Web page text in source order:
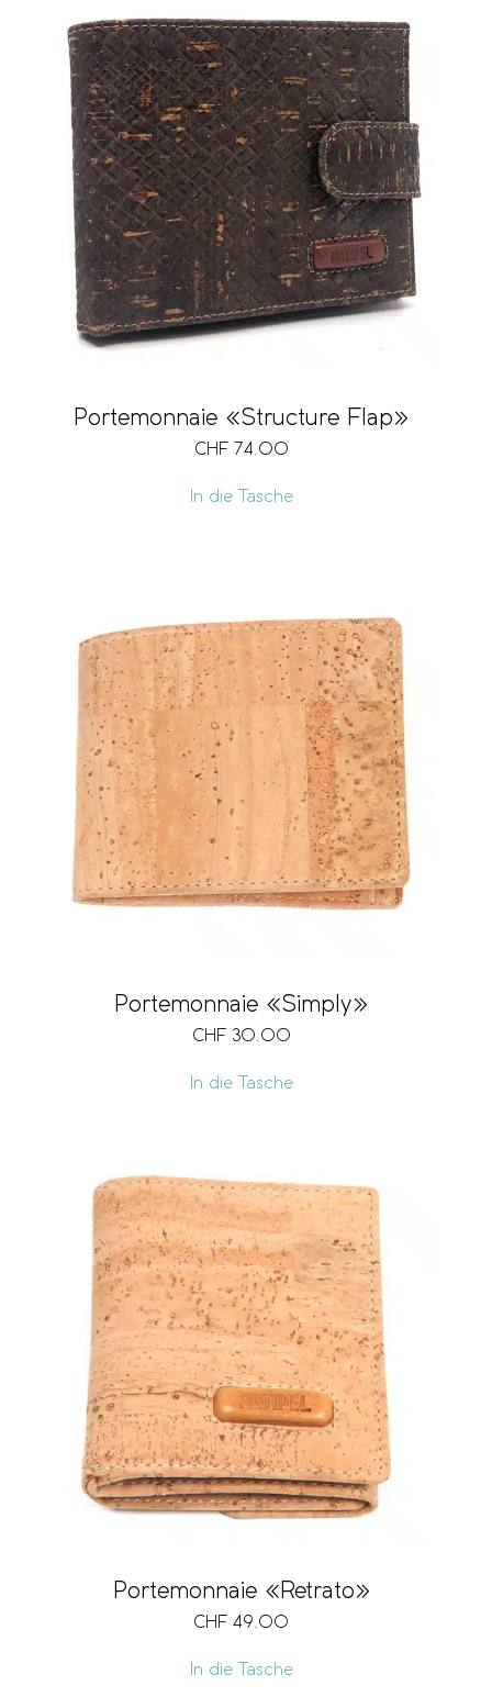
Portemonnaie «Structure Flap»
CHF 74.00
In die Tasche
Portemonnaie «Simply»
CHF 30.00
In die Tasche
Portemonnaie «Retrato»
CHF 49.00
In die Tasche